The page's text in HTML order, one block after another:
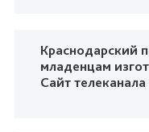
Краснодарский
младенцам
Сайт